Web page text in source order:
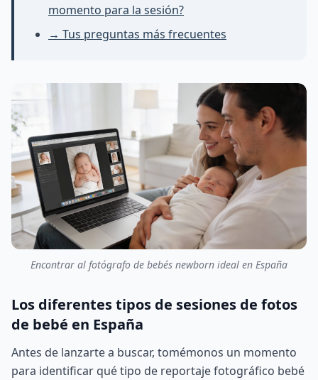
momento para la sesión?
→ Tus preguntas más frecuentes
Encontrar al fotógrafo de bebés newborn ideal en España
Los diferentes tipos de sesiones de fotos
de bebé en España
Antes de lanzarte a buscar, tomémonos un momento
para identificar qué tipo de reportaje fotográfico bebé